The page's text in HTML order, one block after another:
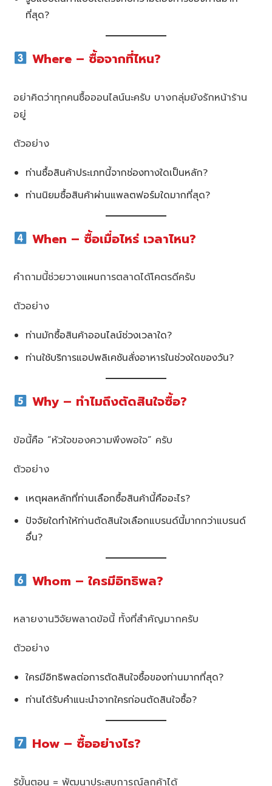
ที่สุด?
Where – ซื้อจากที่ไหน?
อย่าคิดว่าทุกคนซื้อออนไลน์นะครับ บางกลุ่มยังรักหน้าร้าน
อยู่
ตัวอย่าง
ท่านซื้อสินค้าประเภทนี้จากช่องทางใดเป็นหลัก?
ท่านนิยมซื้อสินค้าผ่านแพลตฟอร์มใดมากที่สุด?
When – ซื้อเมื่อไหร่ เวลาไหน?
คำถามนี้ช่วยวางแผนการตลาดได้โคตรดีครับ
ตัวอย่าง
ท่านมักซื้อสินค้าออนไลน์ช่วงเวลาใด?
ท่านใช้บริการแอปพลิเคชันสั่งอาหารในช่วงใดของวัน?
Why – ทำไมถึงตัดสินใจซื้อ?
ข้อนี้คือ “หัวใจของความพึงพอใจ” ครับ
ตัวอย่าง
เหตุผลหลักที่ท่านเลือกซื้อสินค้านี้คืออะไร?
ปัจจัยใดทำให้ท่านตัดสินใจเลือกแบรนด์นี้มากกว่าแบรนด์
อื่น?
Whom – ใครมีอิทธิพล?
หลายงานวิจัยพลาดข้อนี้ ทั้งที่สำคัญมากครับ
ตัวอย่าง
ใครมีอิทธิพลต่อการตัดสินใจซื้อของท่านมากที่สุด?
ท่านได้รับคำแนะนำจากใครก่อนตัดสินใจซื้อ?
How – ซื้ออย่างไร?
รู้ขั้นตอน = พัฒนาประสบการณ์ลูกค้าได้